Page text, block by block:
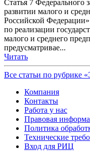
Статья 7
развитии малого и
Российской
по реализации
малого и среднего
предусматривае...
Читать
Все статьи по
Компания
Контакты
Работа у нас
Правовая
Политика
Технические
Вход для РИЦ